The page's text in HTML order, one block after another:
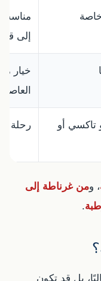
مناسب
إلى
خيار
أو
رحلة
، ومن غرناطة إلى
.
بل قد تكون